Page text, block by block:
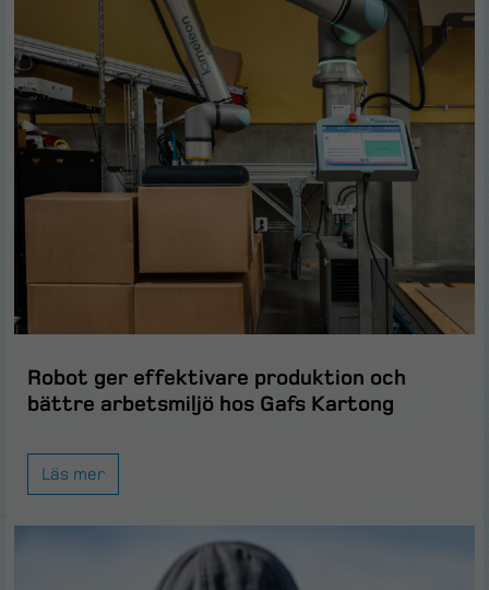
Robot ger effektivare produktion och
bättre arbetsmiljö hos Gafs Kartong
Läs mer